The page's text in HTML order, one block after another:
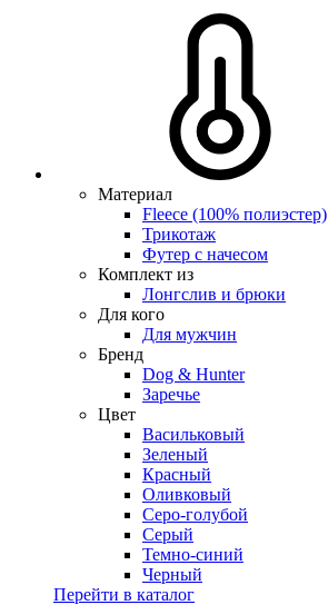
Материал
Fleece (100% полиэстер)
Трикотаж
Футер с начесом
Комплект из
Лонгслив и брюки
Для кого
Для мужчин
Бренд
Dog & Hunter
Заречье
Цвет
Васильковый
Зеленый
Красный
Оливковый
Серо-голубой
Серый
Темно-синий
Черный
Перейти в каталог